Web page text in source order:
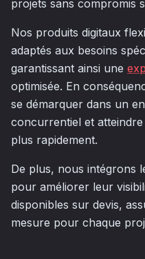
projets sans compromis
Nos produits digitaux
adaptés aux besoins
garantissant ainsi une
optimisée. En
se démarquer dans un
concurrentiel et
plus rapidement.
De plus, nous intégrons
pour améliorer leur
disponibles sur devis,
mesure pour chaque